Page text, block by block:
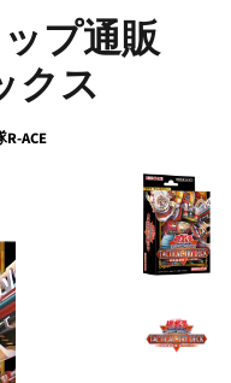
プ通販
クス
R-ACE